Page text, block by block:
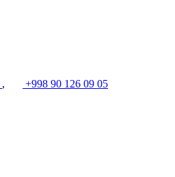
,
+998 90 126 09 05